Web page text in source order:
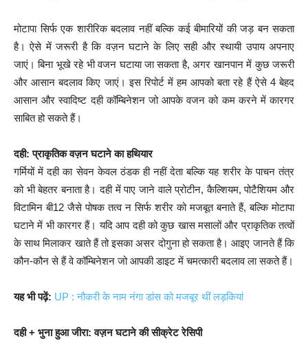
मोटापा सिर्फ एक शारीरिक बदलाव नहीं बल्कि कई बीमारियों की जड़ बन सकता
है। ऐसे में जरूरी है कि वज़न घटाने के लिए सही और स्थायी उपाय अपनाए
जाएं। बिना भूखे रहे भी वजन घटाया जा सकता है, अगर खानपान में कुछ जरूरी
और आसान बदलाव किए जाएं। इस रिपोर्ट में हम आपको बता रहे हैं ऐसे 4 बेहद
आसान और स्वादिष्ट दही कॉम्बिनेशन जो आपके वजन को कम करने में कारगर
साबित हो सकते हैं।
दही: प्राकृतिक वज़न घटाने का हथियार
गर्मियों में दही का सेवन केवल ठंडक ही नहीं देता बल्कि यह शरीर के पाचन तंत्र
को भी बेहतर बनाता है। दही में पाए जाने वाले प्रोटीन, कैल्शियम, पोटैशियम और
विटामिन बी12 जैसे पोषक तत्व न सिर्फ शरीर को मजबूत बनाते हैं, बल्कि मोटापा
घटाने में भी कारगर हैं। यदि आप दही को कुछ खास मसालों और प्राकृतिक तत्वों
के साथ मिलाकर खाते हैं तो इसका असर दोगुना हो सकता है। आइए जानते हैं कि
कौन-कौन से हैं वे कॉम्बिनेशन जो आपकी डाइट में चमत्कारी बदलाव ला सकते हैं।
यह भी पढ़ें: UP : नौकरी के नाम नंगा डांस को मजबूर थीं लड़कियां
दही + भुना हुआ जीरा: वज़न घटाने की सीक्रेट रेसिपी